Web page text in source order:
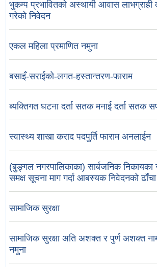
भुकम्प प्रभावितको अस्थायी आवास लाभग्राही
गरेको निवेदन
एकल महिला प्रमाणित नमुना
बसाइँ-सराईको-लगत-हस्तान्तरण-फाराम
ब्यक्तिगत घटना दर्ता सतक मनाई दर्ता सतक
स्वास्थ्य शाखा कराद पदपुर्ति फाराम अनलाईन
(बुङ्गल नगरपालिकाका) सार्बजनिक निकायका
समक्ष सूचना माग गर्दा आबस्यक निवेदनको ढाँचा
सामाजिक सुरक्षा
सामाजिक सुरक्षा अति अशक्त र पुर्ण अशक्त नाम
नमुना